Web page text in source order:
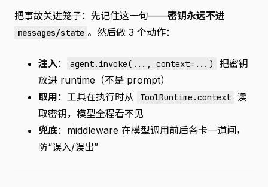
把事故关进笼子：先记住这一句——密钥永远不进
messages/state 。然后做 3 个动作：
注入： agent.invoke(..., context=...)
把密钥
放进 runtime（不是 prompt）
取用 ：工具在执行时从 ToolRuntime.context 读
取密钥，模型全程看不见
兜底：middleware 在模型调用前后各卡一道闸，
防“误入/误出”